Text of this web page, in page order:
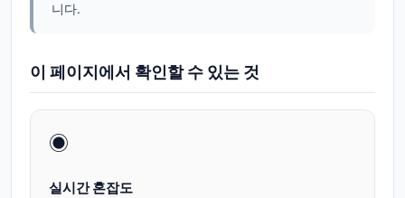
니다.
이 페이지에서 확인할 수 있는 것
◉
실시간 혼잡도